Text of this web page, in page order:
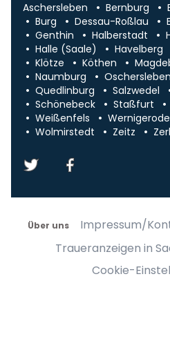
Aschersleben Bernburg
Burg
Dessau-Roßlau
Genthin
Halberstadt
Halle (Saale)
Havelberg
Klötze
Köthen
Naumburg
Oschersleben
Quedlinburg
Salzwedel
Schönebeck
Staßfurt
Weißenfels
Wernigerode
Wolmirstedt
Zeitz
Über uns Impressum/
Traueranzeigen in
Cookie-